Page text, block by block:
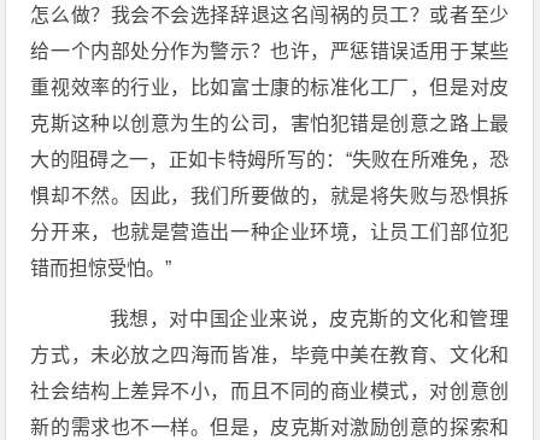
怎么做？我会不会选择辞退这名闯祸的员工？或者至少
给一个内部处分作为警示？也许，严惩错误适用于某些
重视效率的行业，比如富士康的标准化工厂，但是对皮
克斯这种以创意为生的公司，害怕犯错是创意之路上最
大的阻碍之一，正如卡特姆所写的：“失败在所难免，恐
惧却不然。因此，我们所要做的，就是将失败与恐惧拆
分开来，也就是营造出一种企业环境，让员工们部位犯
错而担惊受怕。”
我想，对中国企业来说，皮克斯的文化和管理
方式，未必放之四海而皆准，毕竟中美在教育、文化和
社会结构上差异不小，而且不同的商业模式，对创意创
新的需求也不一样。但是，皮克斯对激励创意的探索和